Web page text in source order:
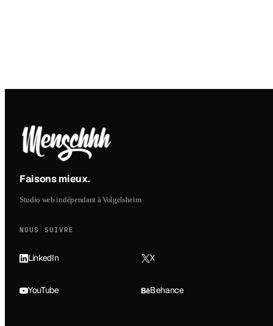
Faisons mieux.
Studio web indépendant à Volgelsheim
NOUS SUIVRE
LinkedIn X
YouTube Behance